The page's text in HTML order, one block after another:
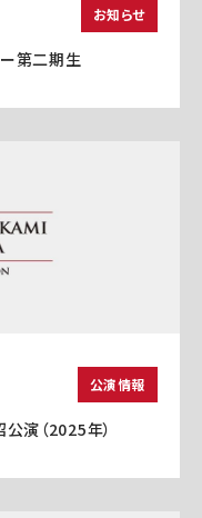
お知らせ
ー第二期生
公演情報
演（2025年）